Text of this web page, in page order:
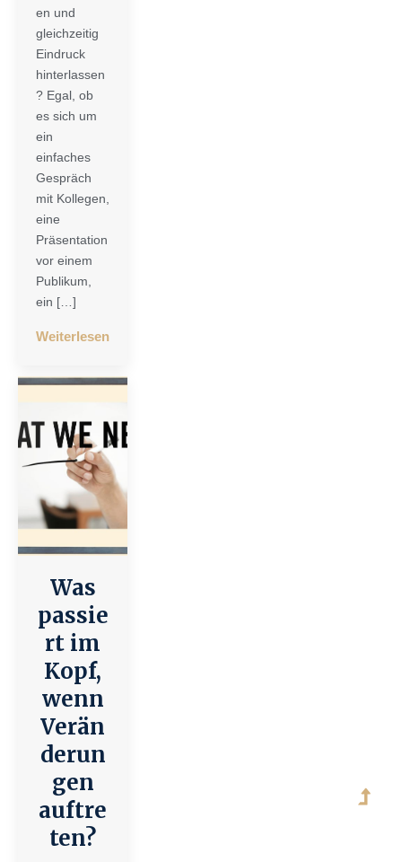
en und
gleichzeitig
Eindruck
hinterlassen
? Egal, ob
es sich um
ein
einfaches
Gespräch
mit Kollegen,
eine
Präsentation
vor einem
Publikum,
ein […]
Weiterlesen
Was
passie
rt im
Kopf,
wenn
Verän
derun
gen
auftre
ten?